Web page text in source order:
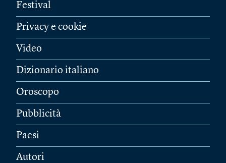
Festival
Privacy e cookie
Video
Dizionario italiano
Oroscopo
Pubblicità
Paesi
Autori